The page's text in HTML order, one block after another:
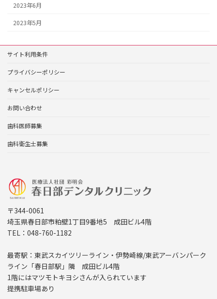
2023年6月
2023年5月
サイト利用条件
プライバシーポリシー
キャンセルポリシー
お問い合わせ
歯科医師募集
歯科衛生士募集
〒344-0061
埼玉県春日部市粕壁1丁目9番地5 成田ビル4階
TEL：048-760-1182
最寄駅：東武スカイツリーライン・伊勢崎線/東武アーバンパーク
ライン「春日部駅」隣 成田ビル4階
1階にはマツモトキヨシさんが入られています
提携駐車場あり